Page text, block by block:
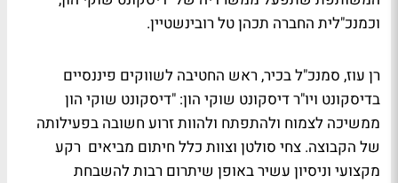
וכמנכ"לית החברה תכהן טל רובינשטיין.
רן עוז, סמנכ"ל בכיר, ראש החטיבה לשווקים פיננסיים
בדיסקונט ויו"ר דיסקונט שוקי הון: "דיסקונט שוקי הון
ממשיכה לצמוח ולהתפתח ולהוות זרוע חשובה בפעילותה
של הקבוצה. צחי סולטן וצוות כלל חיתום מביאים רקע
מקצועי וניסיון עשיר באופן שיתרום רבות להשבחת